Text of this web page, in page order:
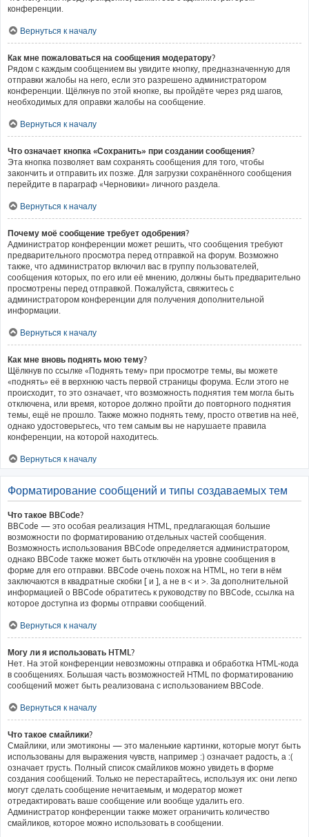
конференции.
Вернуться к началу
Как мне пожаловаться на сообщения модератору?
Рядом с каждым сообщением вы увидите кнопку, предназначенную для
отправки жалобы на него, если это разрешено администратором
конференции. Щёлкнув по этой кнопке, вы пройдёте через ряд шагов,
необходимых для оправки жалобы на сообщение.
Вернуться к началу
Что означает кнопка «Сохранить» при создании сообщения?
Эта кнопка позволяет вам сохранять сообщения для того, чтобы
закончить и отправить их позже. Для загрузки сохранённого сообщения
перейдите в параграф «Черновики» личного раздела.
Вернуться к началу
Почему моё сообщение требует одобрения?
Администратор конференции может решить, что сообщения требуют
предварительного просмотра перед отправкой на форум. Возможно
также, что администратор включил вас в группу пользователей,
сообщения которых, по его или её мнению, должны быть предварительно
просмотрены перед отправкой. Пожалуйста, свяжитесь с
администратором конференции для получения дополнительной
информации.
Вернуться к началу
Как мне вновь поднять мою тему?
Щёлкнув по ссылке «Поднять тему» при просмотре темы, вы можете
«поднять» её в верхнюю часть первой страницы форума. Если этого не
происходит, то это означает, что возможность поднятия тем могла быть
отключена, или время, которое должно пройти до повторного поднятия
темы, ещё не прошло. Также можно поднять тему, просто ответив на неё,
однако удостоверьтесь, что тем самым вы не нарушаете правила
конференции, на которой находитесь.
Вернуться к началу
Форматирование сообщений и типы создаваемых тем
Что такое BBCode?
BBCode — это особая реализация HTML, предлагающая большие
возможности по форматированию отдельных частей сообщения.
Возможность использования BBCode определяется администратором,
однако BBCode также может быть отключён на уровне сообщения в
форме для его отправки. BBCode очень похож на HTML, но теги в нём
заключаются в квадратные скобки [ и ], а не в < и >. За дополнительной
информацией о BBCode обратитесь к руководству по BBCode, ссылка на
которое доступна из формы отправки сообщений.
Вернуться к началу
Могу ли я использовать HTML?
Нет. На этой конференции невозможны отправка и обработка HTML-кода
в сообщениях. Большая часть возможностей HTML по форматированию
сообщений может быть реализована с использованием BBCode.
Вернуться к началу
Что такое смайлики?
Смайлики, или эмотиконы — это маленькие картинки, которые могут быть
использованы для выражения чувств, например :) означает радость, а :(
означает грусть. Полный список смайликов можно увидеть в форме
создания сообщений. Только не перестарайтесь, используя их: они легко
могут сделать сообщение нечитаемым, и модератор может
отредактировать ваше сообщение или вообще удалить его.
Администратор конференции также может ограничить количество
смайликов, которое можно использовать в сообщении.